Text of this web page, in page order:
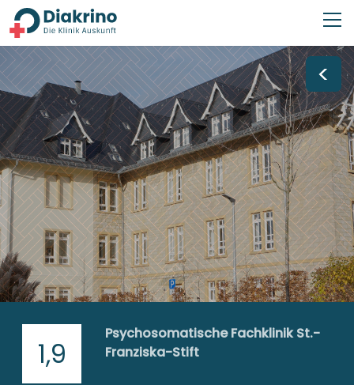
<
1,9
Psychosomatische Fachklinik St.-
Franziska-Stift